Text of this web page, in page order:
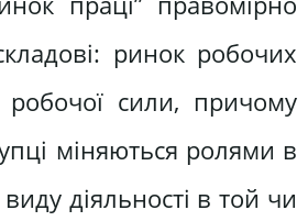
ринок робочих
робочої сили, причому
міняються ролями в
діяльності в той чи